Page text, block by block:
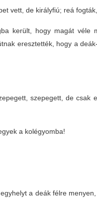
vett, de királyfiú; reá
került, hogy magát véle
eresztették, hogy a
szepegett, de csak
a kolégyomba!
a deák félre